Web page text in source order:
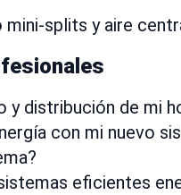
splits y aire
y distribución de mi
con mi nuevo
eficientes